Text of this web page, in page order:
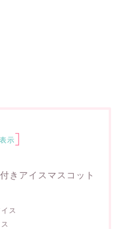
示]
きアイスマスコット
ス